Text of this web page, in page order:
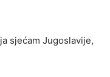
sjećam Jugoslavije,